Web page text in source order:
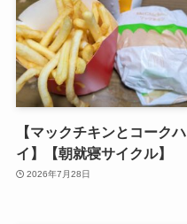
【マックチキンとコークハ
イ】【朝就寝サイクル】
2026年7月28日